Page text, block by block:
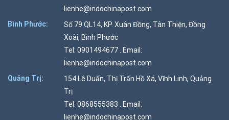
lienhe@indochinapost.com
Bình Phước:
Số 79 QL14, KP. Xuân Đồng, Tân Thiện, Đồng
Xoài, Bình Phước
Tel: 0901494677 . Email:
lienhe@indochinapost.com
Quảng Trị:
154 Lê Duẩn, Thị Trấn Hồ Xá, Vĩnh Linh, Quảng
Trị
Tel: 0868555383 . Email:
lienhe@indochinapost.com